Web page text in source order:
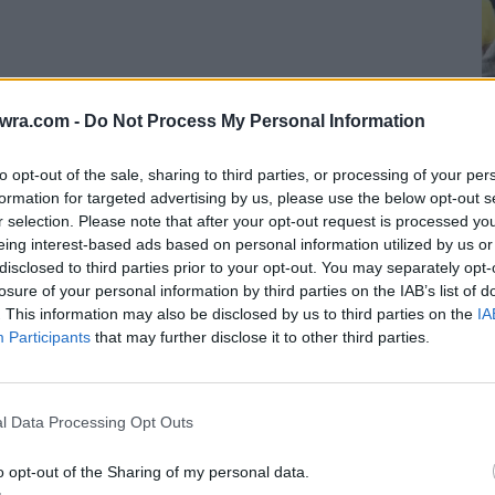
- Do Not Process My Personal Information
opt-out of the sale, sharing to third parties, or processing of your
for targeted advertising by us, please use the below opt-out
selection. Please note that after your opt-out request is processed
interest-based ads based on personal information utilized by us
to third parties prior to your opt-out. You may separately
of your personal information by third parties on the IAB’s list of
This information may also be disclosed by us to third parties on the
Participants that may further disclose it to other third parties.
Data Processing Opt Outs
opt-out of the Sharing of my personal data.
συγκλονιστική ανακάλυψη, διατυπώνοντας
στην ίδια χρονική περίοδο με την
ο κανόνας για την αρχαία Μακεδονία,
αλλά ταυτόχρονα επισημαίνει ότι «ιστορικές
προκειμένου να επιστρέψουν στην
και ο Ηφαιστίωνας».